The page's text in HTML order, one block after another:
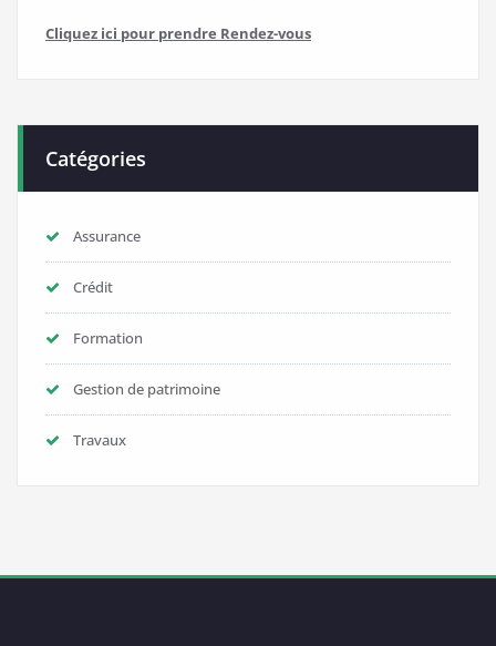
Cliquez ici pour prendre Rendez-vous
Catégories
Assurance
Crédit
Formation
Gestion de patrimoine
Travaux